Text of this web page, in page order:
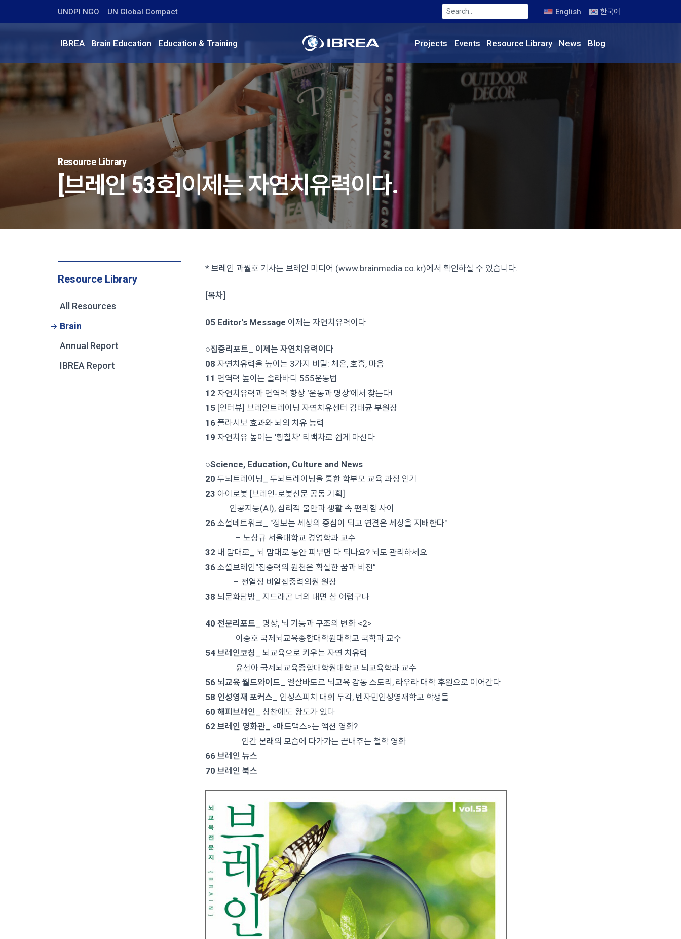
UNDPI NGO UN Global Compact English 한국어
IBREA Brain Education Education & Training Projects Events Resource Library News Blog
Resource Library
[브레인 53호]이제는 자연치유력이다.
Resource Library
All Resources
Brain
Annual Report
IBREA Report
* 브레인 과월호 기사는 브레인 미디어 (www.brainmedia.co.kr)에서 확인하실 수 있습니다.
[목차]
05 Editor's Message 이제는 자연치유력이다
○집중리포트_ 이제는 자연치유력이다
08 자연치유력을 높이는 3가지 비밀: 체온, 호흡, 마음
11 면역력 높이는 솔라바디 555운동법
12 자연치유력과 면역력 향상 ‘운동과 명상’에서 찾는다!
15 [인터뷰] 브레인트레이닝 자연치유센터 김태균 부원장
16 플라시보 효과와 뇌의 치유 능력
19 자연치유 높이는 '황칠차' 티백차로 쉽게 마신다
○Science, Education, Culture and News
20 두뇌트레이닝_ 두뇌트레이닝을 통한 학부모 교육 과정 인기
23 아이로봇 [브레인-로봇신문 공동 기획]
인공지능(AI), 심리적 불안과 생활 속 편리함 사이
26 소셜네트워크_ "정보는 세상의 중심이 되고 연결은 세상을 지배한다"
– 노상규 서울대학교 경영학과 교수
32 내 맘대로_ 뇌 맘대로 동안 피부면 다 되나요? 뇌도 관리하세요
36 소셜브레인“집중력의 원천은 확실한 꿈과 비전”
– 전열정 비알집중력의원 원장
38 뇌문화탐방_ 지드래곤 너의 내면 참 어렵구나
40 전문리포트 _ 명상, 뇌 기능과 구조의 변화 <2>
이승호 국제뇌교육종합대학원대학교 국학과 교수
54 브레인코칭 _ 뇌교육으로 키우는 자연 치유력
윤선아 국제뇌교육종합대학원대학교 뇌교육학과 교수
56 뇌교육 월드와이드 _ 엘살바도르 뇌교육 감동 스토리, 라우라 대학 후원으로 이어간다
58 인성영재 포커스 _ 인성스피치 대회 두각, 벤자민인성영재학교 학생들
60 해피브레인 _ 칭찬에도 왕도가 있다
62 브레인 영화관 _ <매드맥스>는 액션 영화?
인간 본래의 모습에 다가가는 끝내주는 철학 영화
66 브레인 뉴스
70 브레인 북스